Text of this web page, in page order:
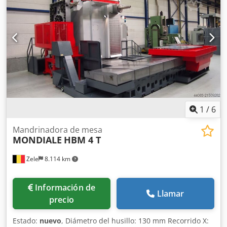
Nscqjr Sobre nosotros más de 400 máquinas propias en
inventario más de 15.000 m² de superficie de
almacenamiento, capacidad de grúa de 70 t más de 10.000
artículos de accesorios para su taller Si quiere vender
máquinas, líneas de producción o su empresa,
contáctenos. Encontrará más ofertas en nuestro sitio web.
Las visitas son posibles previa concertación. Esperamos su
visita. Su equipo de Markus Hirsch
1 / 6
Zele 8.114 km
Mandrinadora de mesa
MONDIALE HBM 4 T
Información de
precio
Llamar
Estado: nuevo, Diámetro del husillo: 130 mm Recorrido X: